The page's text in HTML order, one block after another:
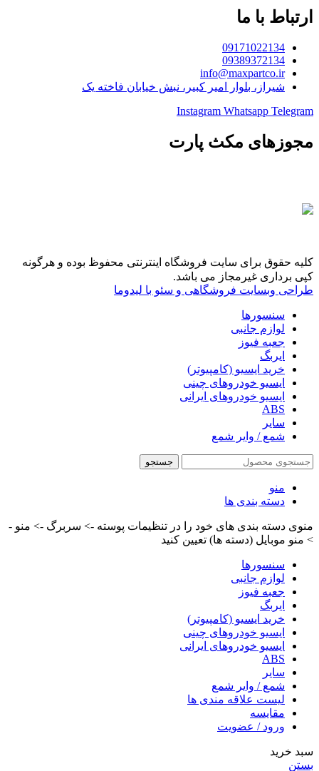
ارتباط با ما
09171022134
09389372134
info@maxpartco.ir
شیراز، بلوار امیر کبیر، نبش خیابان فاخته یک
Instagram Whatsapp Telegram
مجوزهای مکث پارت
کلیه حقوق برای سایت فروشگاه اینترنتی محفوظ بوده و هرگونه
کپی برداری غیرمجاز می باشد.
طراحی وبسایت فروشگاهی و سئو با لیدوما
سنسورها
لوازم جانبی
جعبه فیوز
ایربگ
خرید ایسیو (کامپیوتر)
ایسیو خودروهای چینی
ایسیو خودروهای ایرانی
ABS
سایر
شمع / وایر شمع
جستجو
منو
دسته بندی ها
منوی دسته بندی های خود را در تنظیمات پوسته -> سربرگ -> منو -
> منو موبایل (دسته ها) تعیین کنید
سنسورها
لوازم جانبی
جعبه فیوز
ایربگ
خرید ایسیو (کامپیوتر)
ایسیو خودروهای چینی
ایسیو خودروهای ایرانی
ABS
سایر
شمع / وایر شمع
لیست علاقه مندی ها
مقایسه
ورود / عضویت
سبد خرید
بستن